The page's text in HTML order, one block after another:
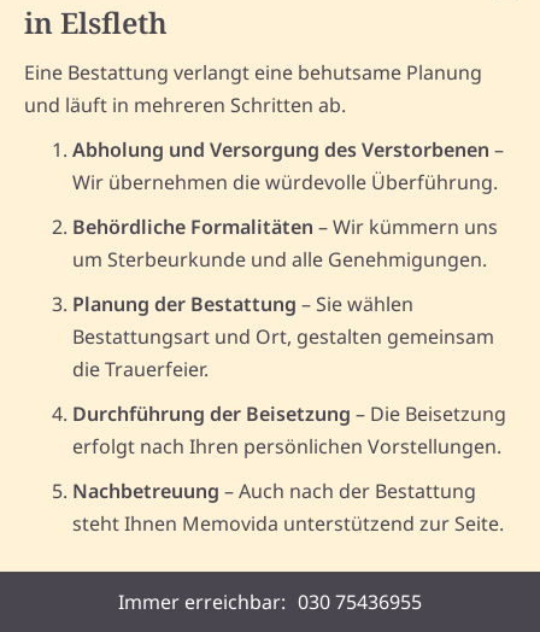
in Elsfleth
Eine Bestattung verlangt eine behutsame Planung
und läuft in mehreren Schritten ab.
Abholung und Versorgung des Verstorbenen –
Wir übernehmen die würdevolle Überführung.
Behördliche Formalitäten – Wir kümmern uns
um Sterbeurkunde und alle Genehmigungen.
Planung der Bestattung – Sie wählen
Bestattungsart und Ort, gestalten gemeinsam
die Trauerfeier.
Durchführung der Beisetzung – Die Beisetzung
erfolgt nach Ihren persönlichen Vorstellungen.
Nachbetreuung – Auch nach der Bestattung
steht Ihnen Memovida unterstützend zur Seite.
Erforderliche Dokumente:
Immer erreichbar: 030 75436955